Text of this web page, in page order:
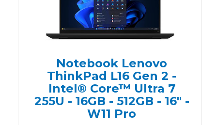
Notebook Lenovo
ThinkPad L16 Gen 2 -
Intel® Core™ Ultra 7
255U - 16GB - 512GB - 16" -
W11 Pro